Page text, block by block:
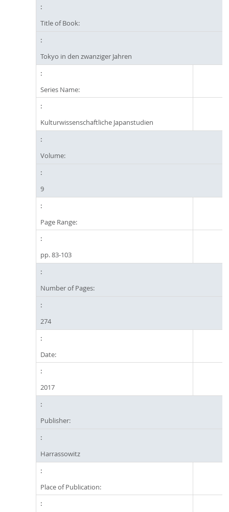
Title of Book:
Tokyo in den zwanziger Jahren
Series Name:
Kulturwissenschaftliche Japanstudien
Volume:
9
Page Range:
pp. 83-103
Number of Pages:
274
Date:
2017
Publisher:
Harrassowitz
Place of Publication: